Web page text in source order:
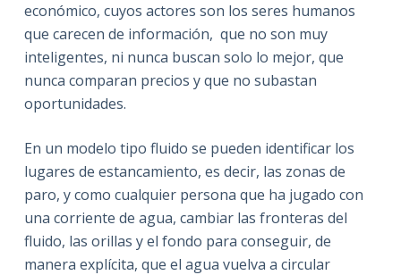
económico, cuyos actores son los seres humanos
que carecen de información, que no son muy
inteligentes, ni nunca buscan solo lo mejor, que
nunca comparan precios y que no subastan
oportunidades.
En un modelo tipo fluido se pueden identificar los
lugares de estancamiento, es decir, las zonas de
paro, y como cualquier persona que ha jugado con
una corriente de agua, cambiar las fronteras del
fluido, las orillas y el fondo para conseguir, de
manera explícita, que el agua vuelva a circular